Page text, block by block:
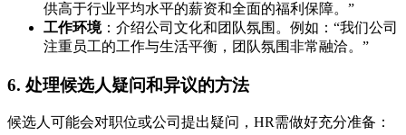
供高于行业平均水平的薪资和全面的福利保障。”
工作环境：介绍公司文化和团队氛围。例如：“我们公司
注重员工的工作与生活平衡，团队氛围非常融洽。”
6. 处理候选人疑问和异议的方法
候选人可能会对职位或公司提出疑问，HR需做好充分准备：